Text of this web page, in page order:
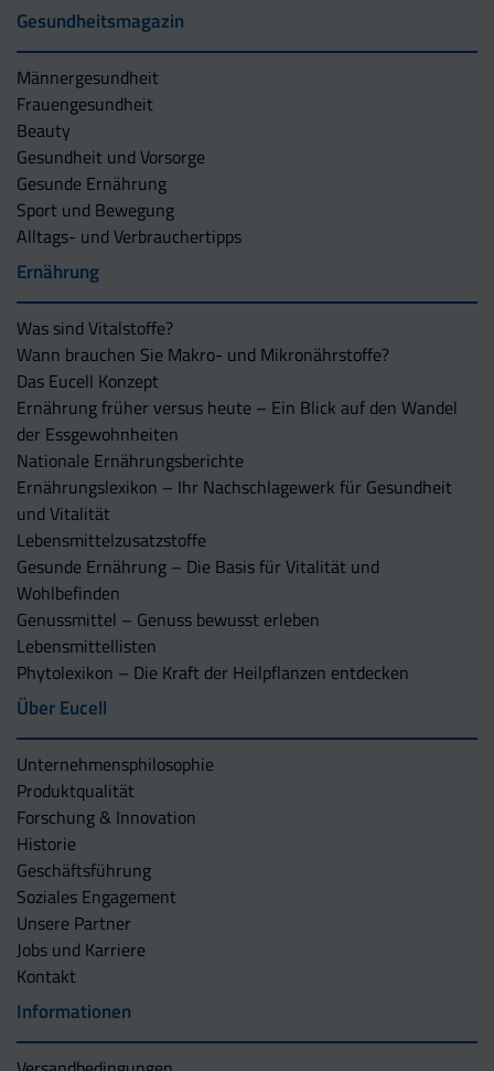
Gesundheitsmagazin
Männergesundheit
Frauengesundheit
Beauty
Gesundheit und Vorsorge
Gesunde Ernährung
Sport und Bewegung
Alltags- und Verbrauchertipps
Ernährung
Was sind Vitalstoffe?
Wann brauchen Sie Makro- und Mikronährstoffe?
Das Eucell Konzept
Ernährung früher versus heute – Ein Blick auf den Wandel
der Essgewohnheiten
Nationale Ernährungsberichte
Ernährungslexikon – Ihr Nachschlagewerk für Gesundheit
und Vitalität
Lebensmittelzusatzstoffe
Gesunde Ernährung – Die Basis für Vitalität und
Wohlbefinden
Genussmittel – Genuss bewusst erleben
Lebensmittellisten
Phytolexikon – Die Kraft der Heilpflanzen entdecken
Über Eucell
Unternehmens­philosophie
Produktqualität
Forschung & Innovation
Historie
Geschäftsführung
Soziales Engagement
Unsere Partner
Jobs und Karriere
Kontakt
Informationen